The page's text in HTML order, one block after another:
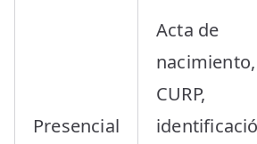
Presencial
Acta de
nacimiento,
CURP,